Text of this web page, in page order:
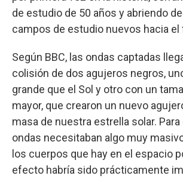
de estudio de 50 años y abriendo
campos de estudio nuevos hacia el
Según BBC, las ondas captadas
colisión de dos agujeros negros,
grande que el Sol y otro con un
mayor, que crearon un nuevo
masa de nuestra estrella solar.
ondas necesitaban algo muy
los cuerpos que hay en el espacio
efecto habría sido prácticamente